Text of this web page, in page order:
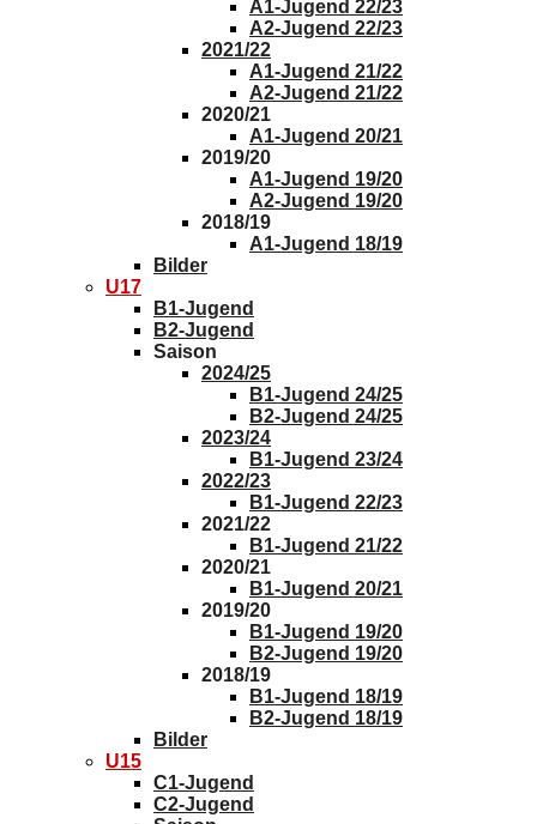
A1-Jugend 22/23
A2-Jugend 22/23
2021/22
A1-Jugend 21/22
A2-Jugend 21/22
2020/21
A1-Jugend 20/21
2019/20
A1-Jugend 19/20
A2-Jugend 19/20
2018/19
A1-Jugend 18/19
Bilder
U17
B1-Jugend
B2-Jugend
Saison
2024/25
B1-Jugend 24/25
B2-Jugend 24/25
2023/24
B1-Jugend 23/24
2022/23
B1-Jugend 22/23
2021/22
B1-Jugend 21/22
2020/21
B1-Jugend 20/21
2019/20
B1-Jugend 19/20
B2-Jugend 19/20
2018/19
B1-Jugend 18/19
B2-Jugend 18/19
Bilder
U15
C1-Jugend
C2-Jugend